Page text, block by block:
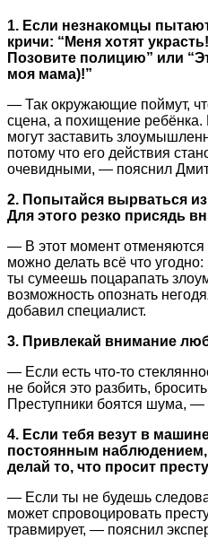
1. Если незнакомцы
кричи: “Меня хотят
Позовите полицию” или
моя мама)!”
— Так окружающие поймут,
сцена, а похищение ребёнка.
могут заставить
потому что его действия
очевидными, — пояснил
2. Попытайся вырваться
Для этого резко присядь
— В этот момент отменяются
можно делать всё что
ты сумеешь поцарапать
возможность опознать
добавил специалист.
3. Привлекай внимание
— Если есть что-то
не бойся это разбить,
Преступники боятся шума, —
4. Если тебя везут в
постоянным
делай то, что просит
— Если ты не будешь
может спровоцировать
травмирует, — пояснил